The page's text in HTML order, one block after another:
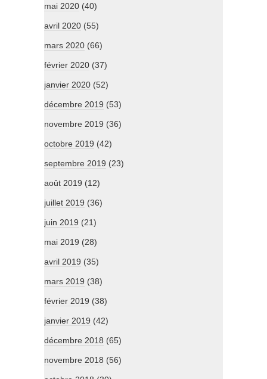
mai 2020 (40)
avril 2020 (55)
mars 2020 (66)
février 2020 (37)
janvier 2020 (52)
décembre 2019 (53)
novembre 2019 (36)
octobre 2019 (42)
septembre 2019 (23)
août 2019 (12)
juillet 2019 (36)
juin 2019 (21)
mai 2019 (28)
avril 2019 (35)
mars 2019 (38)
février 2019 (38)
janvier 2019 (42)
décembre 2018 (65)
novembre 2018 (56)